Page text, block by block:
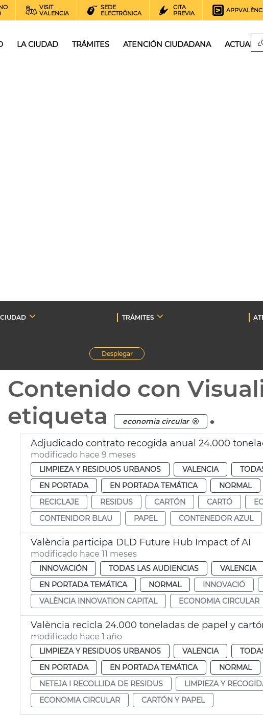
VISIT
VALENCIA
SEDE
ELECTRÓNICA
CITA
PREVIA
LA CIUDAD TRÁMITES ATENCIÓN CIUDADANA
TRÁMITES
Desplegar
Contenido con
etiqueta
economia circular .
Adjudicado contrato recogida anual 24.000
modificado hace 9 meses
LIMPIEZA Y RESIDUOS URBANOS VALENCIA
EN PORTADA
EN PORTADA TEMÁTICA NORMAL
RECICLAJE
RESIDUS CARTÓN CARTÓ
CONTENIDOR BLAU
PAPEL CONTENEDOR AZUL
València participa DLD Future Hub Impact of AI
modificado hace 11 meses
INNOVACIÓN TODAS LAS AUDIENCIAS VALENCIA
EN PORTADA TEMÁTICA
NORMAL INNOVACIÓ
VALÈNCIA INNOVATION CAPITAL
ECONOMIA CIRCULAR
València recicla 24.000 toneladas de papel y
modificado hace 1 año
LIMPIEZA Y RESIDUOS URBANOS VALENCIA
EN PORTADA
EN PORTADA TEMÁTICA NORMAL
NETEJA I RECOLLIDA DE RESIDUS
LIMPIEZA Y
ECONOMIA CIRCULAR
CARTÓN Y PAPEL